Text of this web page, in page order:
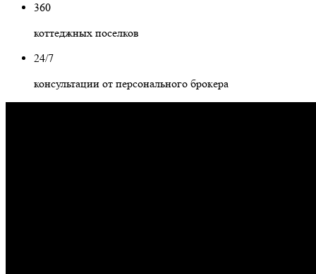
360
коттеджных поселков
24/7
консультации от персонального брокера